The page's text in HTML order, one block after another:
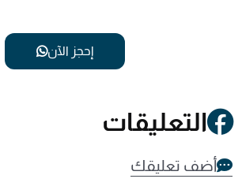
إحجز الآن
التعليقات
أضف تعليقك